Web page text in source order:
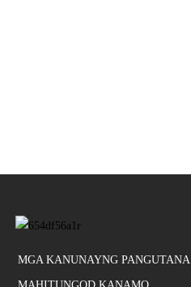
MGA KANUNAYNG PANGUTANA